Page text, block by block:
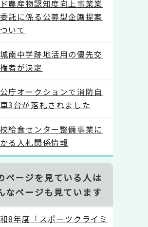
農産物認知度向上事業業
託に係る公募型企画提案
いて
南中学跡地活用の優先交
者が決定
庁オークションで消防自
3台が落札されました
給食センター整備事業に
る入札関係情報
ページを見ている人は
なページも見ています
8年度「スポーツクライミ